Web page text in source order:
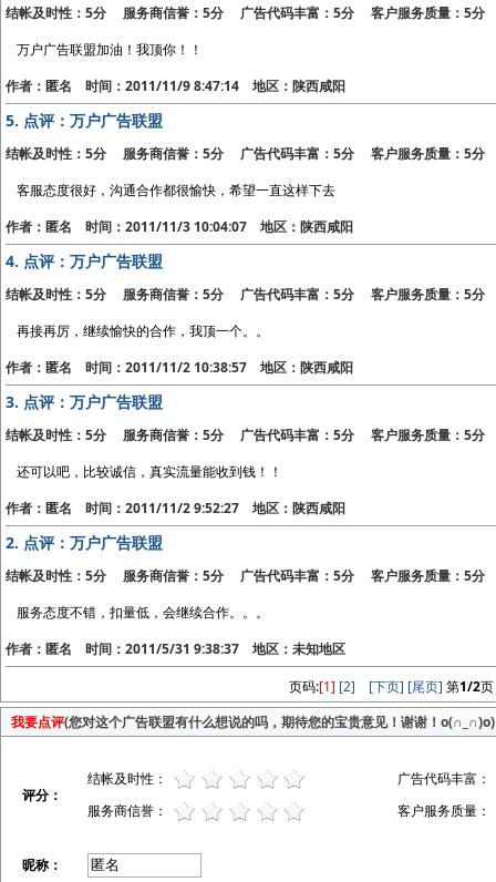
结帐及时性：5分 服务商信誉：5分 广告代码丰富：5分 客户服务质量：5分
万户广告联盟加油！我顶你！！
作者：匿名 时间：2011/11/9 8:47:14 地区：陕西咸阳
5. 点评：万户广告联盟
结帐及时性：5分 服务商信誉：5分 广告代码丰富：5分 客户服务质量：5分
客服态度很好，沟通合作都很愉快，希望一直这样下去
作者：匿名 时间：2011/11/3 10:04:07 地区：陕西咸阳
4. 点评：万户广告联盟
结帐及时性：5分 服务商信誉：5分 广告代码丰富：5分 客户服务质量：5分
再接再厉，继续愉快的合作，我顶一个。。
作者：匿名 时间：2011/11/2 10:38:57 地区：陕西咸阳
3. 点评：万户广告联盟
结帐及时性：5分 服务商信誉：5分 广告代码丰富：5分 客户服务质量：5分
还可以吧，比较诚信，真实流量能收到钱！！
作者：匿名 时间：2011/11/2 9:52:27 地区：陕西咸阳
2. 点评：万户广告联盟
结帐及时性：5分 服务商信誉：5分 广告代码丰富：5分 客户服务质量：5分
服务态度不错，扣量低，会继续合作。。。
作者：匿名 时间：2011/5/31 9:38:37 地区：未知地区
页码:[1] [2] [下页] [尾页] 第1/2
我要点评(您对这个广告联盟有什么想说的吗，期待您的宝贵意见！谢谢！o(∩_∩)o)
评分：
结帐及时性：
广告代码丰富：
服务商信誉：
客户服务质量：
昵称：